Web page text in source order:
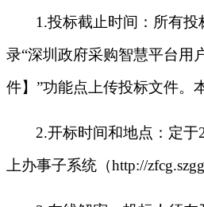
1.投标截止时间：所有投
录“深圳政府采购智慧平台用
件】”功能点上传投标文件。
2.开标时间和地点：定于
上办事子系统（http://